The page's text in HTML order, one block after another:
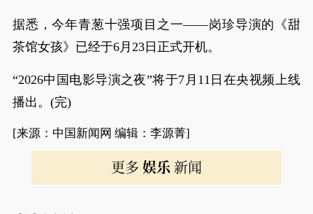
据悉，今年青葱十强项目之一——岗珍导演的《甜
茶馆女孩》已经于6月23日正式开机。
“2026中国电影导演之夜”将于7月11日在央视频上线
播出。(完)
[来源：中国新闻网 编辑：李源菁]
更多 娱乐新闻